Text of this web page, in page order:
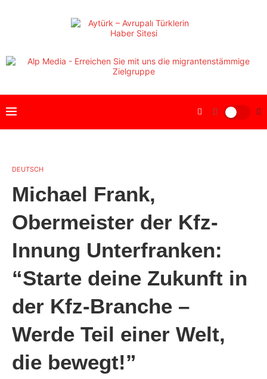
DEUTSCH
Michael Frank,
Obermeister der Kfz-
Innung Unterfranken:
“Starte deine Zukunft in
der Kfz-Branche –
Werde Teil einer Welt,
die bewegt!”